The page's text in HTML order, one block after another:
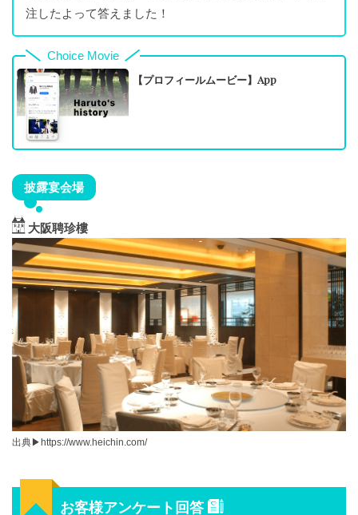
注したよって答えました！
Choice Movie
【プロフィールムービー】App
披露宴会場
大阪聘珍樓
出典▶︎https://www.heichin.com/
お客様アンケート回答